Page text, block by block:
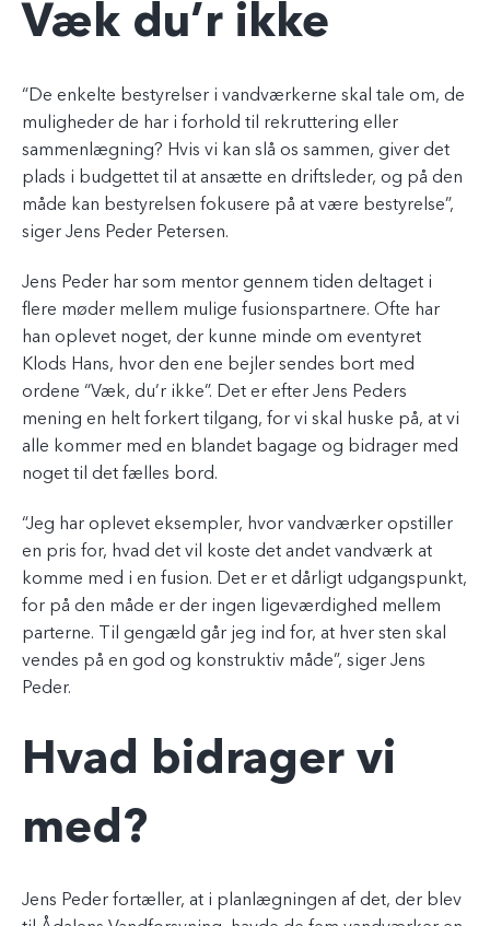
Væk du’r ikke
“De enkelte bestyrelser i vandværkerne skal tale om, de
muligheder de har i forhold til rekruttering eller
sammenlægning? Hvis vi kan slå os sammen, giver det
plads i budgettet til at ansætte en driftsleder, og på den
måde kan bestyrelsen fokusere på at være bestyrelse”,
siger Jens Peder Petersen.
Jens Peder har som mentor gennem tiden deltaget i
flere møder mellem mulige fusionspartnere. Ofte har
han oplevet noget, der kunne minde om eventyret
Klods Hans, hvor den ene bejler sendes bort med
ordene “Væk, du’r ikke”. Det er efter Jens Peders
mening en helt forkert tilgang, for vi skal huske på, at vi
alle kommer med en blandet bagage og bidrager med
noget til det fælles bord.
“Jeg har oplevet eksempler, hvor vandværker opstiller
en pris for, hvad det vil koste det andet vandværk at
komme med i en fusion. Det er et dårligt udgangspunkt,
for på den måde er der ingen ligeværdighed mellem
parterne. Til gengæld går jeg ind for, at hver sten skal
vendes på en god og konstruktiv måde”, siger Jens
Peder.
Hvad bidrager vi
med?
Jens Peder fortæller, at i planlægningen af det, der blev